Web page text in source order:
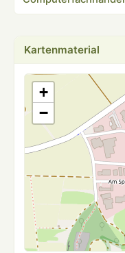
Kartenmaterial
+
−